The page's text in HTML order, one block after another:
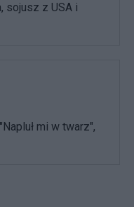
sojusz z USA i
mi w twarz",